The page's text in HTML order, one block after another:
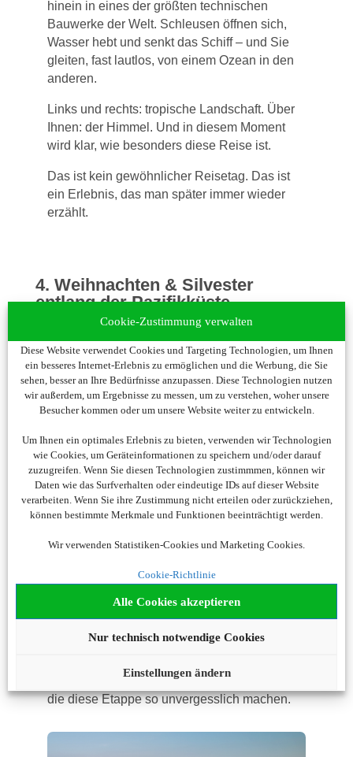
Cookie-Zustimmung verwalten
Diese Website verwendet Cookies und Targeting Technologien, um Ihnen
ein besseres Internet-Erlebnis zu ermöglichen und die Werbung, die Sie
sehen, besser an Ihre Bedürfnisse anzupassen. Diese Technologien nutzen
wir außerdem, um Ergebnisse zu messen, um zu verstehen, woher unsere
Besucher kommen oder um unsere Website weiter zu entwickeln.
Um Ihnen ein optimales Erlebnis zu bieten, verwenden wir Technologien
wie Cookies, um Geräteinformationen zu speichern und/oder darauf
zuzugreifen. Wenn Sie diesen Technologien zustimmmen, können wir
Daten wie das Surfverhalten oder eindeutige IDs auf dieser Website
verarbeiten. Wenn Sie ihre Zustimmung nicht erteilen oder zurückziehen,
können bestimmte Merkmale und Funktionen beeinträchtigt werden.
Wir verwenden Statistiken-Cookies und Marketing Cookies.
Cookie-Richtlinie
Alle Cookies akzeptieren
Nur technisch notwendige Cookies
Einstellungen ändern
hinein in eines der größten technischen
Bauwerke der Welt. Schleusen öffnen sich,
Wasser hebt und senkt das Schiff – und Sie
gleiten, fast lautlos, von einem Ozean in den
anderen.
Links und rechts: tropische Landschaft. Über
Ihnen: der Himmel. Und in diesem Moment
wird klar, wie besonders diese Reise ist.
Das ist kein gewöhnlicher Reisetag. Das ist
ein Erlebnis, das man später immer wieder
erzählt.
4. Weihnachten & Silvester
entlang der Pazifikküste
18 Nächte | Panama City → San
Antonio
Die Feiertage – nur ganz anders, als Sie sie
kennen.
Keine Kälte, kein Vorweihnachtsstress, kein
grauer Himmel. Stattdessen milde
Temperaturen, weite Küstenlandschaften und
dieses entspannte Gefühl, endlich Zeit zu
haben.
An Bord wird es festlich, aber nie hektisch. Ein
Gespräche, gutes Essen, leise Musik. Und
dann Silvester: vielleicht an Deck, unter freiem
irgendwo zwischen Sternen und Wellen
Es sind diese stillen, besonderen Momente,
die diese Etappe so unvergesslich machen.